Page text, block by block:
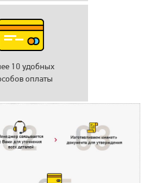
10 удобных
оплаты